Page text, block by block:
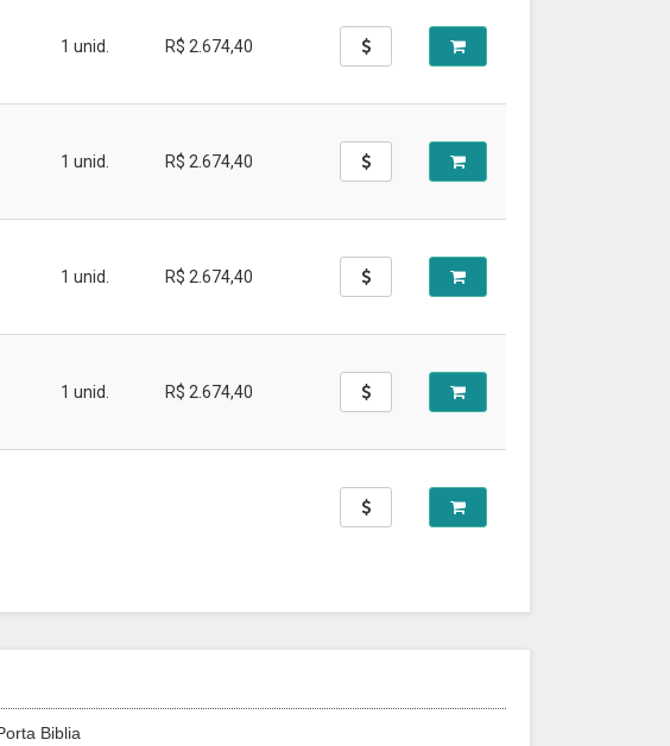
1 unid. R$ 2.674,40
1 unid. R$ 2.674,40
1 unid. R$ 2.674,40
1 unid. R$ 2.674,40
Biblia